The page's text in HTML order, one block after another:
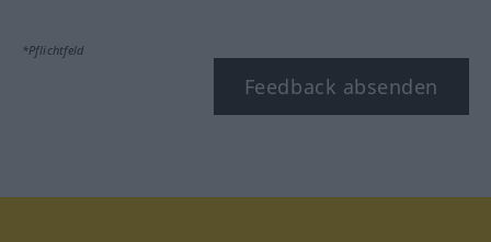
*Pflichtfeld
Feedback absenden